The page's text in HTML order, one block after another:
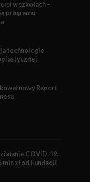
w szkołach –
programu
technologie
nowy Raport
COVID-19.
zł od Fundacji